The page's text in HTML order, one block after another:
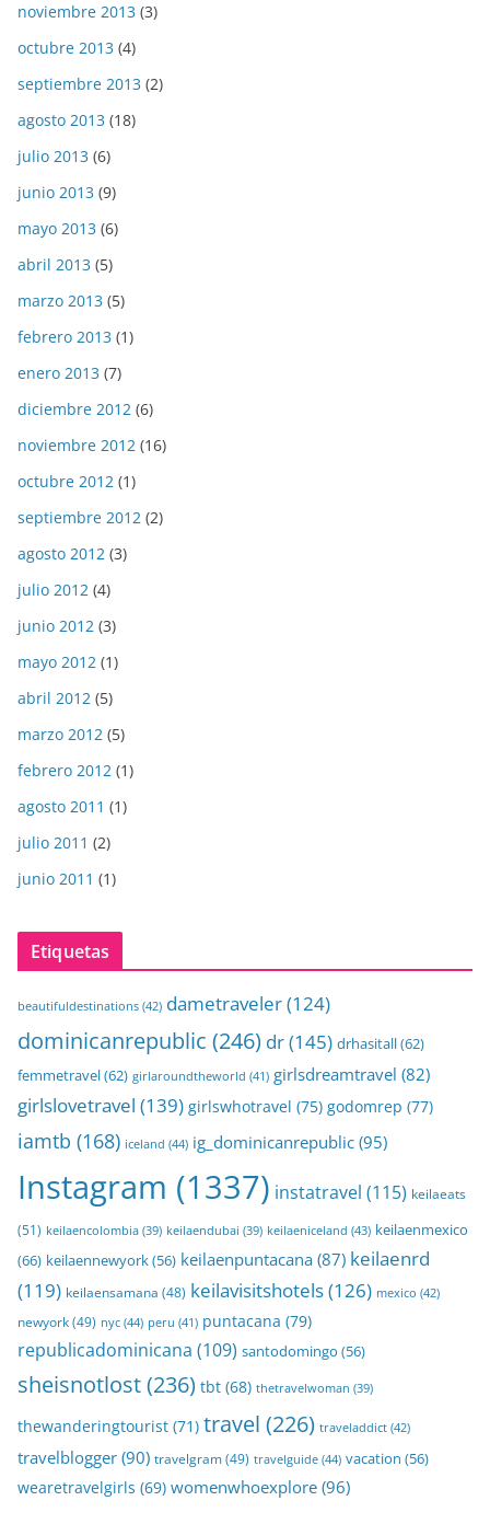
noviembre 2013 (3)
octubre 2013 (4)
septiembre 2013 (2)
agosto 2013 (18)
julio 2013 (6)
junio 2013 (9)
mayo 2013 (6)
abril 2013 (5)
marzo 2013 (5)
febrero 2013 (1)
enero 2013 (7)
diciembre 2012 (6)
noviembre 2012 (16)
octubre 2012 (1)
septiembre 2012 (2)
agosto 2012 (3)
julio 2012 (4)
junio 2012 (3)
mayo 2012 (1)
abril 2012 (5)
marzo 2012 (5)
febrero 2012 (1)
agosto 2011 (1)
julio 2011 (2)
junio 2011 (1)
Etiquetas
beautifuldestinations (42) dametraveler(124)
dominicanrepublic (246) dr(145) drhasitall(62)
femmetravel(62) girlaroundtheworld (41) girlsdreamtravel (82)
girlslovetravel (139) girlswhotravel (75) godomrep (77)
iamtb (168) iceland (44) ig_dominicanrepublic (95)
Instagram (1337) instatravel (115) keilaeats
(51) keilaencolombia (39) keilaendubai (39) keilaeniceland (43) keilaenmexico
(66) keilaennewyork(56) keilaenpuntacana (87) keilaenrd
(119) keilaensamana (48) keilavisitshotels(126) mexico (42)
newyork(49) nyc (44) peru (41) puntacana (79)
republicadominicana (109) santodomingo (56)
sheisnotlost(236) tbt (68) thetravelwoman (39)
thewanderingtourist (71) travel (226) traveladdict (42)
travelblogger (90) travelgram(49) travelguide (44) vacation (56)
wearetravelgirls (69) womenwhoexplore(96)